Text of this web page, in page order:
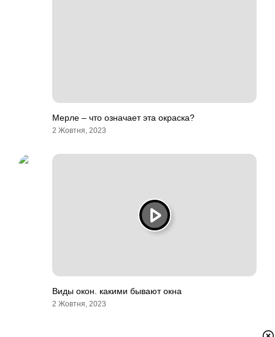
Мерле – что означает эта окраска?
2 Жовтня, 2023
Виды окон. какими бывают окна
2 Жовтня, 2023